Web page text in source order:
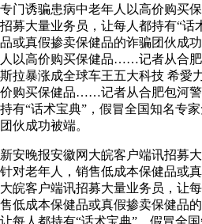
专门诱骗患病中老年人以高价购买
招募大量业务员，让每人都持有“
品或真假掺卖保健品的诈骗团伙成
人以高价购买保健品……记者从合肥
斯拉暴涨成全球车王五大科技 希愛
价购买保健品……记者从合肥包河警
持有“话术宝典”，假冒全国知名专
团伙成功被端。
新安晚报安徽网大皖客户端讯招募
针对老年人，销售低成本保健品或
大皖客户端讯招募大量业务员，让
售低成本保健品或真假掺卖保健品
让每人都持有“话术宝典”，假冒全